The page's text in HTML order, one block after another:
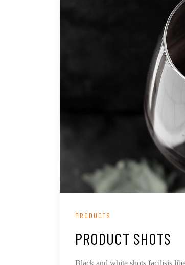
PRODUCTS
PRODUCT SHOTS